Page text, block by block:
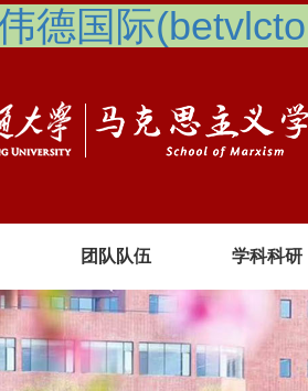
德国际
团队队伍 学科科研